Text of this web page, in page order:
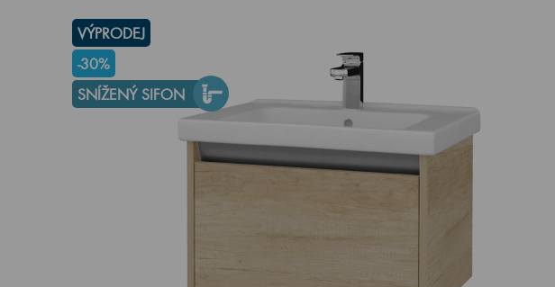
VÝPRODEJ
-30%
SNÍŽENÝ SIFON